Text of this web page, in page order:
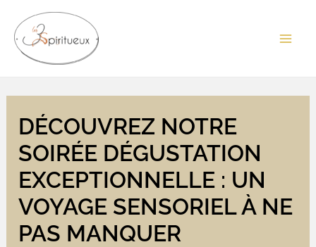
content
DÉCOUVREZ NOTRE
SOIRÉE DÉGUSTATION
EXCEPTIONNELLE : UN
VOYAGE SENSORIEL À NE
PAS MANQUER